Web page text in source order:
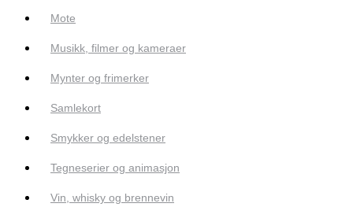
Mote
Musikk, filmer og kameraer
Mynter og frimerker
Samlekort
Smykker og edelstener
Tegneserier og animasjon
Vin, whisky og brennevin